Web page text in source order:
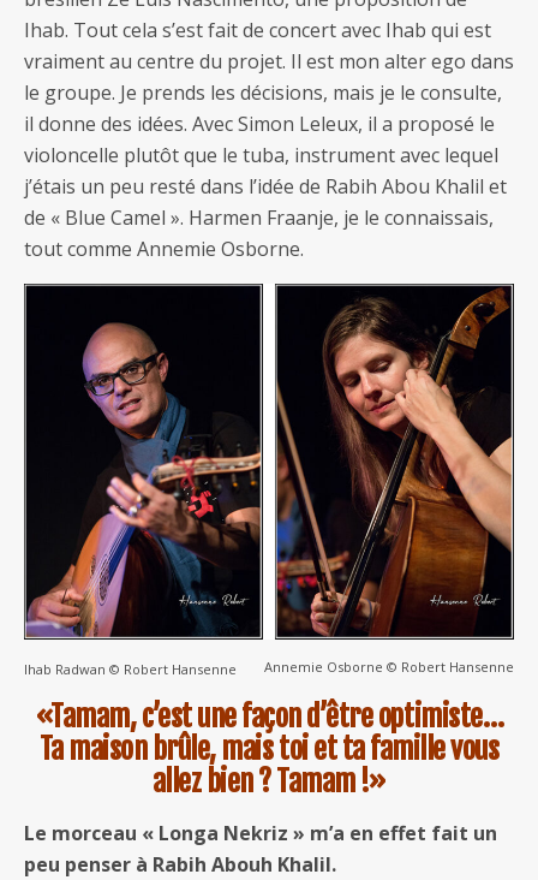
Ihab. Tout cela s’est fait de concert avec Ihab qui est
vraiment au centre du projet. Il est mon alter ego dans
le groupe. Je prends les décisions, mais je le consulte,
il donne des idées. Avec Simon Leleux, il a proposé le
violoncelle plutôt que le tuba, instrument avec lequel
j’étais un peu resté dans l’idée de Rabih Abou Khalil et
de « Blue Camel ». Harmen Fraanje, je le connaissais,
tout comme Annemie Osborne.
Ihab Radwan © Robert Hansenne Annemie Osborne © Robert Hansenne
«Tamam, c’est une façon d’être optimiste…
Ta maison brûle, mais toi et ta famille vous
allez bien ? Tamam !»
Le morceau « Longa Nekriz » m’a en effet fait un
peu penser à Rabih Abouh Khalil.